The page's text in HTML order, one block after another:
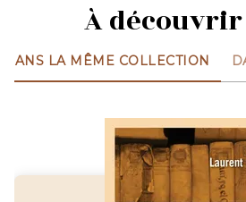
À
DANS LA MÊME COLLECTION